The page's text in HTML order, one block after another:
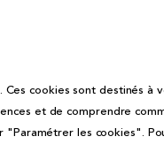
cookies sont destinés
et de comprendre
"Paramétrer les cookies".